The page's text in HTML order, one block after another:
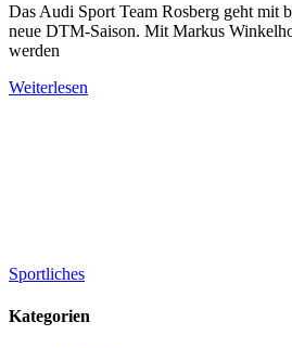
Das Audi Sport Team Rosberg geht mit
neue DTM-Saison. Mit Markus
werden
Weiterlesen
Sportliches
Kategorien